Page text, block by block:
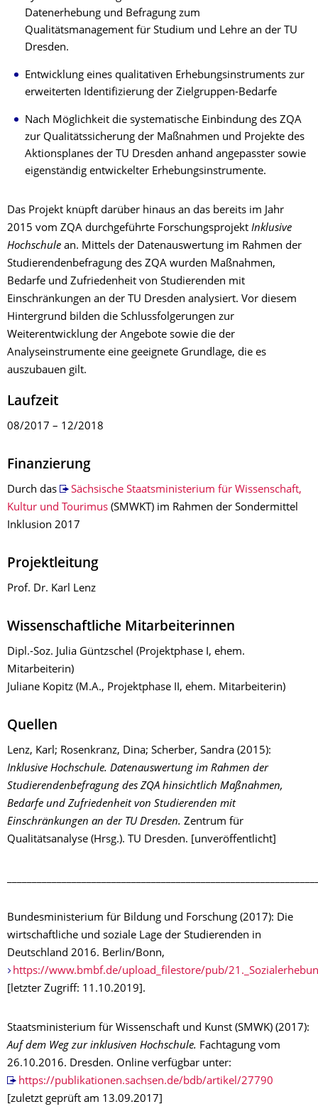
Datenerhebung und Befragung zum
Qualitätsmanagement für Studium und Lehre an der TU
Dresden.
Entwicklung eines qualitativen Erhebungsinstruments zur
erweiterten Identifizierung der Zielgruppen-Bedarfe
Nach Möglichkeit die systematische Einbindung des ZQA
zur Qualitätssicherung der Maßnahmen und Projekte des
Aktionsplanes der TU Dresden anhand angepasster sowie
eigenständig entwickelter Erhebungsinstrumente.
Das Projekt knüpft darüber hinaus an das bereits im Jahr
2015 vom ZQA durchgeführte Forschungsprojekt Inklusive
Hochschule an. Mittels der Datenauswertung im Rahmen der
Studierendenbefragung des ZQA wurden Maßnahmen,
Bedarfe und Zufriedenheit von Studierenden mit
Einschränkungen an der TU Dresden analysiert. Vor diesem
Hintergrund bilden die Schlussfolgerungen zur
Weiterentwicklung der Angebote sowie die der
Analyseinstrumente eine geeignete Grundlage, die es
auszubauen gilt.
Laufzeit
08/2017 – 12/2018
Finanzierung
Durch das
Sächsische Staatsministerium für Wissenschaft,
Kultur und Tourimus (SMWKT) im Rahmen der Sondermittel
Inklusion 2017
Projektleitung
Prof. Dr. Karl Lenz
Wissenschaftliche Mitarbeiterinnen
Dipl.-Soz. Julia Güntzschel (Projektphase I, ehem.
Mitarbeiterin)
Juliane Kopitz (M.A., Projektphase II, ehem. Mitarbeiterin)
Quellen
Lenz, Karl; Rosenkranz, Dina; Scherber, Sandra (2015):
Inklusive Hochschule. Datenauswertung im Rahmen der
Studierendenbefragung des ZQA hinsichtlich Maßnahmen,
Bedarfe und Zufriedenheit von Studierenden mit
Einschränkungen an der TU Dresden. Zentrum für
Qualitätsanalyse (Hrsg.). TU Dresden. [unveröffentlicht]
Bundesministerium für Bildung und Forschung (2017): Die
wirtschaftliche und soziale Lage der Studierenden in
Deutschland 2016. Berlin/Bonn,
https://www.bmbf.de/upload_filestore/pub/
[letzter Zugriff: 11.10.2019].
Staatsministerium für Wissenschaft und Kunst (SMWK) (2017):
Auf dem Weg zur inklusiven Hochschule. Fachtagung vom
26.10.2016. Dresden. Online verfügbar unter:
https://publikationen.sachsen.de/bdb/artikel/27790
[zuletzt geprüft am 13.09.2017]